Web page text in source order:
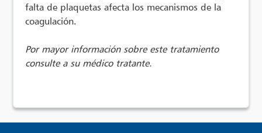
falta de plaquetas afecta los mecanismos de la
coagulación.
Por mayor información sobre este tratamiento
consulte a su médico tratante.